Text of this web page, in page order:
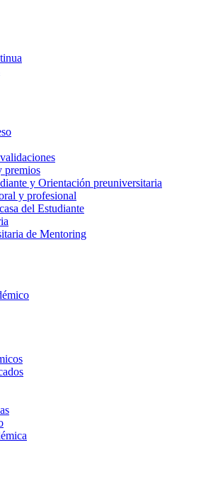
premios
y Orientación preuniversitaria
y profesional
del Estudiante
de Mentoring